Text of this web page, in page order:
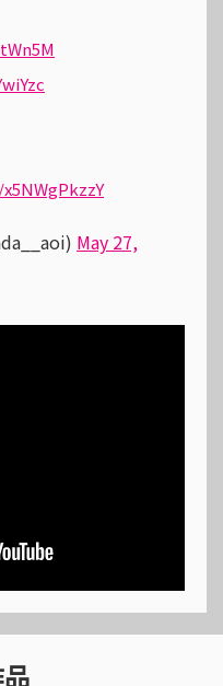
May 27,